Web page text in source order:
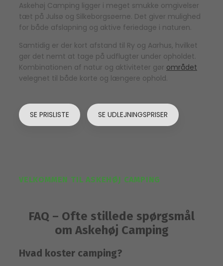
Askehøj Camping ligger i meget smukke omgivelser
tæt på Julsø og Silkeborgsøerne. Det giver mulighed
for både afslapning og aktive feriedage i naturen.
Samtidig er der kort afstand til Ry og Aarhus, hvilket
gør det nemt at tage på udflugter under opholdet.
Kombinationen af natur og aktiviteter gør området
velegnet til både korte og længere ophold.
SE PRISLISTE SE UDLEJNINGSPRISER
VELKOMMEN TIL ASKEHØJ CAMPING
FAQ – Ofte stillede spørgsmål
om Askehøj Camping
Hvad koster camping?